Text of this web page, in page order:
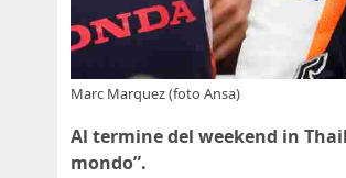
Marc Marquez (foto Ansa)
Al termine del weekend in
mondo”.